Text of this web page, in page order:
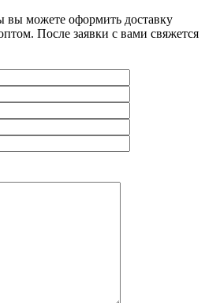
можете оформить доставку
После заявки с вами свяжется